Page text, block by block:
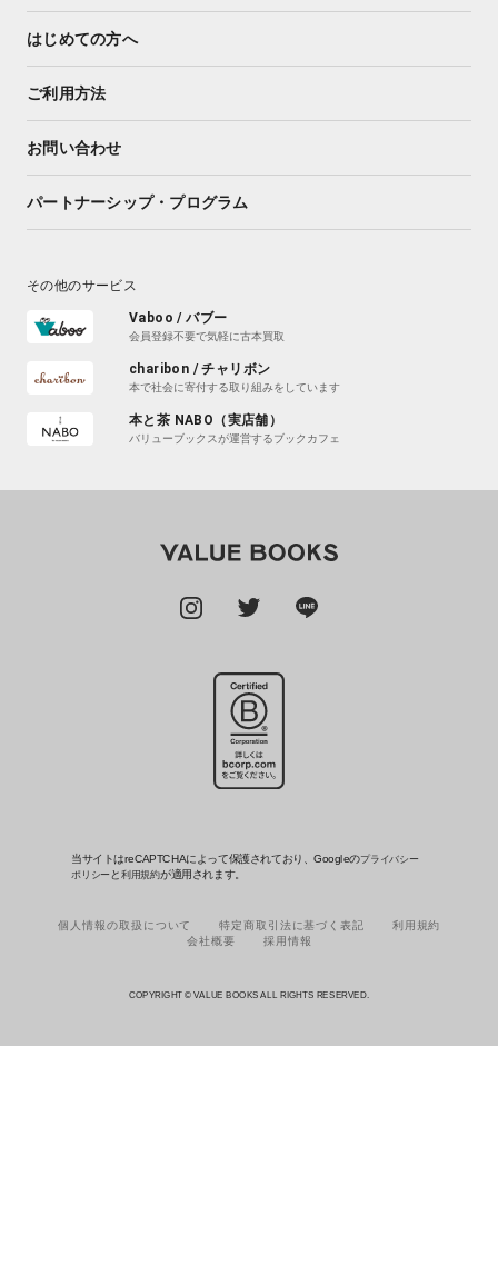
はじめての方へ
ご利用方法
お問い合わせ
パートナーシップ・プログラム
その他のサービス
Vaboo / バブー
会員登録不要で気軽に古本買取
charibon / チャリボン
本で社会に寄付する取り組みをしています
本と茶 NABO（実店舗）
バリューブックスが運営するブックカフェ
当サイトはreCAPTCHAによって保護されており、Googleのプライバシー
ポリシーと 利用規約が適用されます。
個人情報の取扱について 特定商取引法に基づく表記
利用規約
会社概要
採用情報
COPYRIGHT © VALUE BOOKS ALL RIGHTS RESERVED.